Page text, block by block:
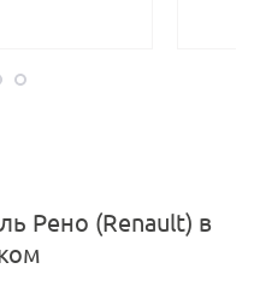
Рено (Renault) в